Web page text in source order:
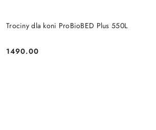
Trociny dla koni ProBioBED Plus 550L
Cena:
1490.00